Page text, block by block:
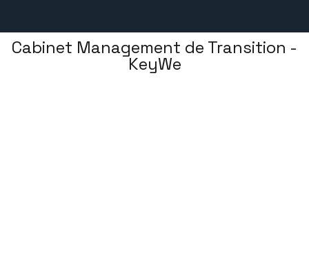
Cabinet Management de Transition -
KeyWe